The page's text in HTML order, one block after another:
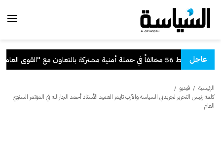
عاجل
مخالفاً في حملة أمنية مشتركة بالتعاون مع "القوى العاملة"
الرئيسية / فيديو /
كلمة رئيس التحرير لجريدتي السياسة والآرب تايمز العميد الأستاذ أحمد الجارالله في المؤتمر السنوي
العام